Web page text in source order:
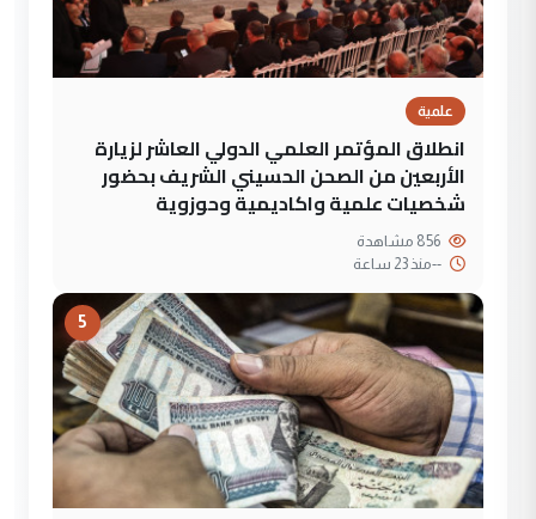
علمية
انطلاق المؤتمر العلمي الدولي العاشر لزيارة
الأربعين من الصحن الحسيني الشريف بحضور
شخصيات علمية واكاديمية وحوزوية
--منذ 23 ساعة
5